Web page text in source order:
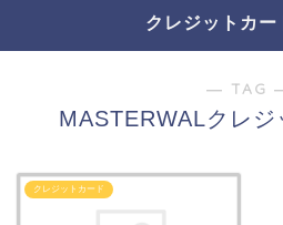
クレジットカー
― TAG
MASTERWALクレ
クレジットカード